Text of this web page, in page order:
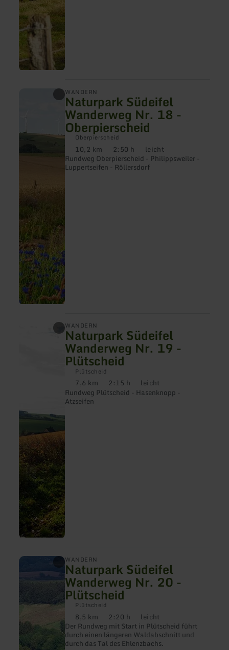
WANDERN
Naturpark Südeifel
Wanderweg Nr. 18 -
Oberpierscheid
Oberpierscheid
Distanz:
10,2 km Dauer:
2:50 h Anforderung:
leicht
Rundweg Oberpierscheid - Philippsweiler -
Luppertseifen - Röllersdorf
Wanderweg
Oberpierscheid
WANDERN
Naturpark Südeifel
Wanderweg Nr. 19 -
Plütscheid
Plütscheid
Distanz:
7,6 km Dauer:
2:15 h Anforderung:
leicht
Rundweg Plütscheid - Hasenknopp -
Atzseifen
WANDERN
Naturpark Südeifel
Wanderweg Nr. 20 -
Plütscheid
Plütscheid
Distanz:
8,5 km Dauer:
2:20 h Anforderung:
leicht
Der Rundweg mit Start in Plütscheid führt
durch einen längeren Waldabschnitt und
durch das Tal des Ehlenzbachs.
mehr
Wanderweg
-
Plütscheid